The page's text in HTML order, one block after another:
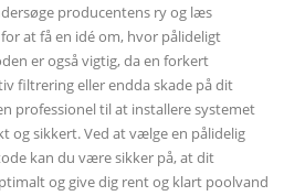
producentens ry og læs
at få en idé om, hvor pålideligt
er også vigtig, da en forkert
filtrering eller endda skade på dit
professionel til at installere systemet
og sikkert. Ved at vælge en pålidelig
kan du være sikker på, at dit
og give dig rent og klart poolvand